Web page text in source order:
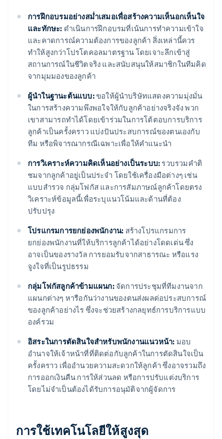
การฝึกอบรมอย่างสม่ำเสมอเพื่อสร้างความเห็นอกเห็นใจ
และทักษะ: ดำเนินการฝึกอบรมที่เน้นการทำความเข้าใจ
และคาดการณ์ความต้องการของลูกค้า สิ่งเหล่านี้ควร
ทำให้สูงกว่าโปรโตคอลมาตรฐาน โดยเจาะลึกเข้าสู่
สถานการณ์ในชีวิตจริง และสนับสนุนให้สมาชิกในทีมคิด
จากมุมมองของลูกค้า
ผู้นำในฐานะต้นแบบ:ขอให้ผู้นำบริษัทแสดงความมุ่งมั่น
ในการสร้างความพึงพอใจให้กับลูกค้าอย่างจริงจัง พวก
เขาสามารถทำได้โดยเข้าร่วมในการโต้ตอบการบริการ
ลูกค้าเป็นครั้งคราว แบ่งปันประสบการณ์ของตนเองกับ
ทีม หรือพิจารณากรณีเฉพาะเพื่อให้คำแนะนำ
การวิเคราะห์ความคิดเห็นอย่างเป็นระบบ: รวบรวมคำติ
ชมจากลูกค้าอยู่เป็นประจำ โดยใช้เครื่องมือต่างๆ เช่น
แบบสำรวจ กลุ่มโฟกัส และการสัมภาษณ์ลูกค้าโดยตรง
วิเคราะห์ข้อมูลนี้เพื่อระบุแนวโน้มและด้านที่ต้อง
ปรับปรุง
โปรแกรมการยกย่องพนักงาน: สร้างโปรแกรมการ
ยกย่องพนักงานที่ให้บริการลูกค้าได้อย่างโดดเด่น ซึ่ง
อาจเป็นของรางวัล การยอมรับจากสาธารณะ หรือแรง
จูงใจที่เป็นรูปธรรม
กลุ่มโฟกัสลูกค้าข้ามแผนก:จัดการประชุมที่ทีมงานจาก
แผนกต่างๆ หารือกันว่างานของตนส่งผลต่อประสบการณ์
ของลูกค้าอย่างไร ซึ่งจะช่วยสร้างกลยุทธ์การบริการแบบ
องค์รวม
อิสระในการตัดสินใจสำหรับพนักงานแนวหน้า: มอบ
อำนาจให้เจ้าหน้าที่ที่ติดต่อกับลูกค้าในการตัดสินใจเป็น
ครั้งคราว เพื่ออำนวยความสะดวกให้ลูกค้า ซึ่งอาจรวมถึง
การออกเงินคืน การให้ส่วนลด หรือการปรับแต่งบริการ
โดยไม่จำเป็นต้องได้รับการอนุมัติจากผู้จัดการ
การใช้เทคโนโลยีให้สูงสุด